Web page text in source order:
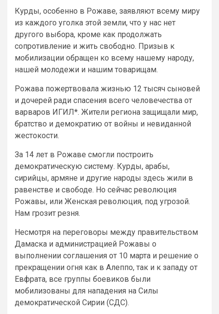
Курды, особенно в Рожаве, заявляют всему миру
из каждого уголка этой земли, что у нас нет
другого выбора, кроме как продолжать
сопротивление и жить свободно. Призыв к
мобилизации обращен ко всему нашему народу,
нашей молодежи и нашим товарищам.
Рожава пожертвовала жизнью 12 тысяч сыновей
и дочерей ради спасения всего человечества от
варваров ИГИЛ*. Жители региона защищали мир,
братство и демократию от войны и невиданной
жестокости.
За 14 лет в Рожаве смогли построить
демократическую систему. Курды, арабы,
сирийцы, армяне и другие народы здесь жили в
равенстве и свободе. Но сейчас революция
Рожавы, или Женская революция, под угрозой.
Нам грозит резня.
Несмотря на переговоры между правительством
Дамаска и администрацией Рожавы о
выполнении соглашения от 10 марта и решение о
прекращении огня как в Алеппо, так и к западу от
Евфрата, все группы боевиков были
мобилизованы для нападения на Силы
демократической Сирии (СДС).